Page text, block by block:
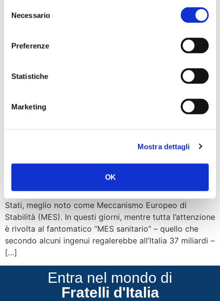
delNecessario
Preferenze
Statistiche
Marketing
Mostra dettagli
OK
affermano tutti la stessa cosa; l’Italia è arrivata a
fronteggiare l’emergenza Covid con un piano
Meloni a “La Verità”: “Il
centrodestra voterà
compatto contro la riforma
del MES” Contenti che
sposato la battaglia di FdI
tra i pochi organi di informazione a seguire con molta
attenzione un tema importante come il Fondo Salva
Stati, meglio noto come Meccanismo Europeo di
Stabilità (MES). In questi giorni, mentre tutta l’attenzione
è rivolta al fantomatico “MES sanitario” – quello che
secondo alcuni ingenui regalerebbe all’Italia 37 miliardi –
[…]
Entra nel mondo di
Fratelli d'Italia